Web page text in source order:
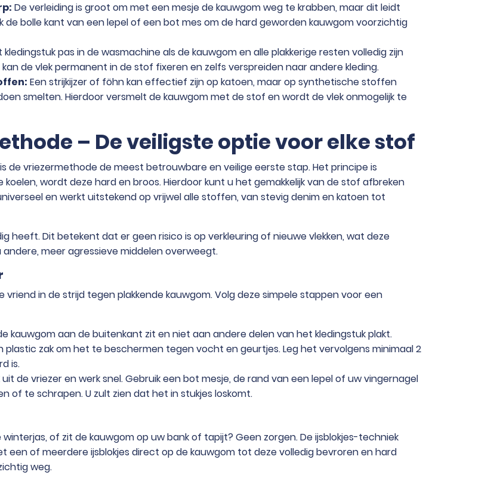
De verleiding is groot om met een mesje de kauwgom weg te krabben, maar dit leidt
bolle kant van een lepel of een bot mes om de hard geworden kauwgom voorzichtig
kledingstuk pas in de wasmachine als de kauwgom en alle plakkerige resten volledig zijn
de vlek permanent in de stof fixeren en zelfs verspreiden naar andere kleding.
Een strijkijzer of föhn kan effectief zijn op katoen, maar op synthetische stoffen
smelten. Hierdoor versmelt de kauwgom met de stof en wordt de vlek onmogelijk te
– De veiligste optie voor elke stof
de vriezermethode de meest betrouwbare en veilige eerste stap. Het principe is
wordt deze hard en broos. Hierdoor kunt u het gemakkelijk van de stof afbreken
en werkt uitstekend op vrijwel alle stoffen, van stevig denim en katoen tot
heeft. Dit betekent dat er geen risico is op verkleuring of nieuwe vlekken, wat deze
meer agressieve middelen overweegt.
in de strijd tegen plakkende kauwgom. Volg deze simpele stappen voor een
kauwgom aan de buitenkant zit en niet aan andere delen van het kledingstuk plakt.
plastic zak om het te beschermen tegen vocht en geurtjes. Leg het vervolgens minimaal 2
is.
de vriezer en werk snel. Gebruik een bot mesje, de rand van een lepel of uw vingernagel
of te schrapen. U zult zien dat het in stukjes loskomt.
of zit de kauwgom op uw bank of tapijt? Geen zorgen. De ijsblokjes-techniek
een of meerdere ijsblokjes direct op de kauwgom tot deze volledig bevroren en hard
weg.